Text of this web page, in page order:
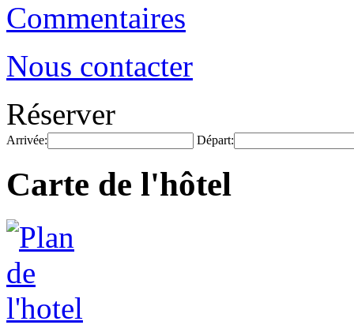
Commentaires
Nous contacter
Réserver
Arrivée: Départ:
Carte de l'hôtel